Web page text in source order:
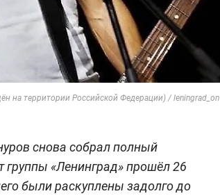
на территории Российской Федерации) / leningrad_on
снова собрал полный
«Ленинград» прошёл 26
были раскуплены задолго до